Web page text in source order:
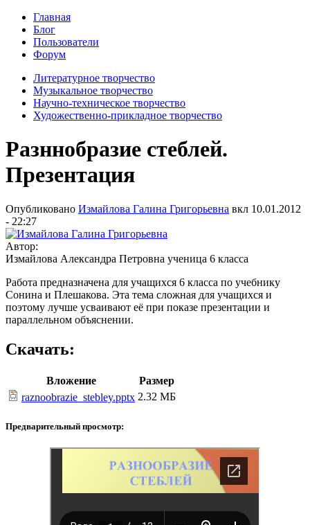
Главная
Блог
Пользователи
Форум
Литературное творчество
Музыкальное творчество
Научно-техническое творчество
Художественно-прикладное творчество
Разннобразие стеблей.
Презентация
Опубликовано Измайлова Галина Григорьевна вкл 10.01.2012
- 22:27
Автор:
Измайлова Александра Петровна ученица 6 класса
Работа предназначена для учащихся 6 класса по учебнику
Сонина и Плешакова. Эта тема сложная для учащихся и
поэтому лучше усваивают её при показе презентации и
параллельном объяснении.
Скачать:
Вложение
Размер
raznoobrazie_stebley.pptx 2.32 МБ
Предварительный просмотр: